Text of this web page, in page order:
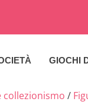
GIOCHI
collezionismo /